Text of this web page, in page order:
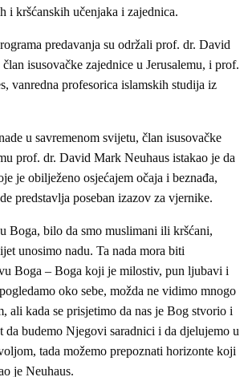
i kršćanskih učenjaka i zajednica.
predavanja su održali prof. dr. David
isusovačke zajednice u Jerusalemu, i prof.
vanredna profesorica islamskih studija iz
u savremenom svijetu, član isusovačke
prof. dr. David Mark Neuhaus istakao je da
je obilježeno osjećajem očaja i beznađa,
predstavlja poseban izazov za vjernike.
Boga, bilo da smo muslimani ili kršćani,
unosimo nadu. Ta nada mora biti
Boga – Boga koji je milostiv, pun ljubavi i
oko sebe, možda ne vidimo mnogo
ali kada se prisjetimo da nas je Bog stvorio i
da budemo Njegovi saradnici i da djelujemo u
tada možemo prepoznati horizonte koji
je Neuhaus.